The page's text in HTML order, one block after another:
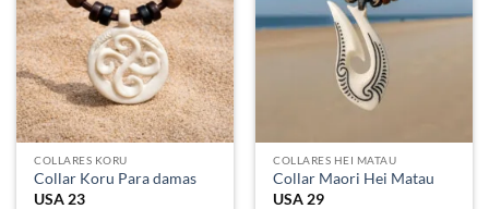
COLLARES KORU
Collar Koru Para damas
USA 23
COLLARES HEI MATAU
Collar Maori Hei Matau
USA 29